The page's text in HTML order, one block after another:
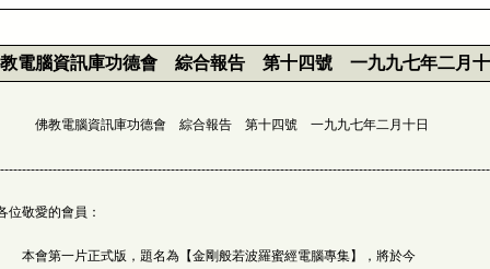
電腦資訊庫功德會 綜合報告 第十四號 一九九七年二月十
教電腦資訊庫功德會 綜合報告 第十四號 一九九七年二月十日
位敬愛的會員：
會第一片正式版，題名為【金剛般若波羅蜜經電腦專集】，將於今